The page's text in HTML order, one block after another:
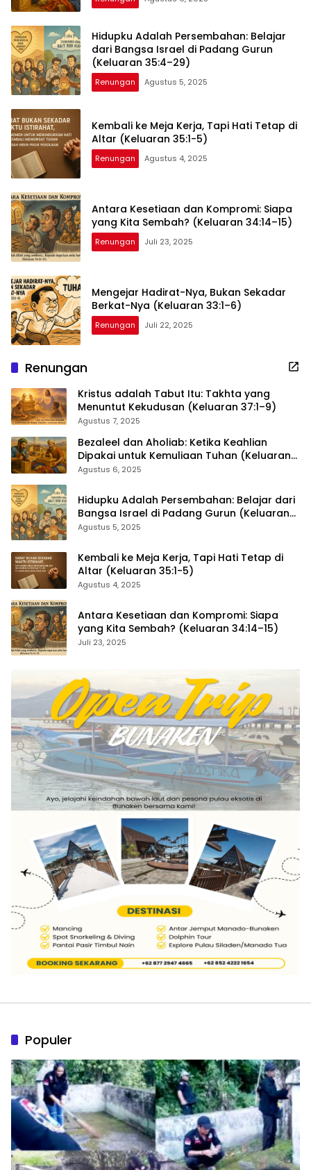
Hidupku Adalah Persembahan: Belajar
dari Bangsa Israel di Padang Gurun
(Keluaran 35:4–29)
Renungan Agustus 5, 2025
Kembali ke Meja Kerja, Tapi Hati Tetap di
Altar (Keluaran 35:1-5)
Renungan Agustus 4, 2025
Antara Kesetiaan dan Kompromi: Siapa
yang Kita Sembah? (Keluaran 34:14–15)
Renungan Juli 23, 2025
Mengejar Hadirat-Nya, Bukan Sekadar
Berkat-Nya (Keluaran 33:1–6)
Renungan Juli 22, 2025
Renungan
Kristus adalah Tabut Itu: Takhta yang
Menuntut Kekudusan (Keluaran 37:1–9)
Agustus 7, 2025
Bezaleel dan Aholiab: Ketika Keahlian
Dipakai untuk Kemuliaan Tuhan (Keluaran
36:1–7)
Agustus 6, 2025
Hidupku Adalah Persembahan: Belajar dari
Bangsa Israel di Padang Gurun (Keluaran
35:4–29)
Agustus 5, 2025
Kembali ke Meja Kerja, Tapi Hati Tetap di
Altar (Keluaran 35:1-5)
Agustus 4, 2025
Antara Kesetiaan dan Kompromi: Siapa
yang Kita Sembah? (Keluaran 34:14–15)
Juli 23, 2025
Populer